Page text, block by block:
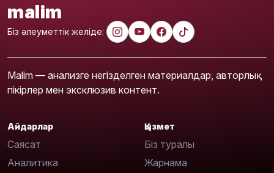
malim
Біз әлеуметтік желіде:
Malim — анализге негізделген материалдар, авторлық
пікірлер мен эксклюзив контент.
Айдарлар
Саясат
Аналитика
Қызмет
Біз туралы
Жарнама